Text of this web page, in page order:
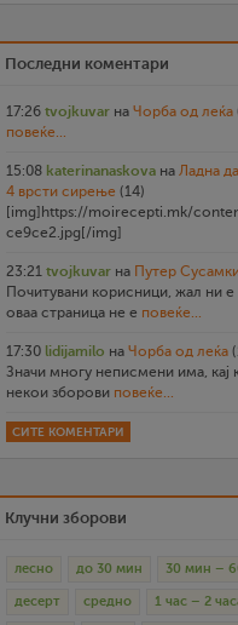
Последни коментари
17:26 tvojkuvar на Чорба од леќа
повеќе...
15:08 katerinanaskova на Ладна
4 врсти сирење (14)
[img]https://moirecepti.mk/
ce9ce2.jpg[/img]
23:21 tvojkuvar на Путер
Почитувани корисници, жал ни
оваа страница не е повеќе...
17:30 lidijamilo на Чорба од леќа
Значи многу неписмени има, кај
некои зборови повеќе...
СИТЕ КОМЕНТАРИ
Клучни зборови
лесно до 30 мин 30 мин –
десерт средно 1 час – 2